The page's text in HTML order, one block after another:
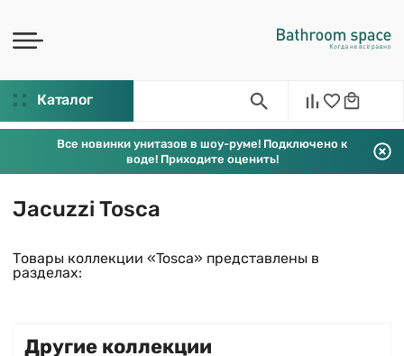
Каталог
Все новинки унитазов в шоу-руме! Подключено к
воде! Приходите оценить!
Jacuzzi Tosca
Товары коллекции «Tosca» представлены в
разделах:
Другие коллекции